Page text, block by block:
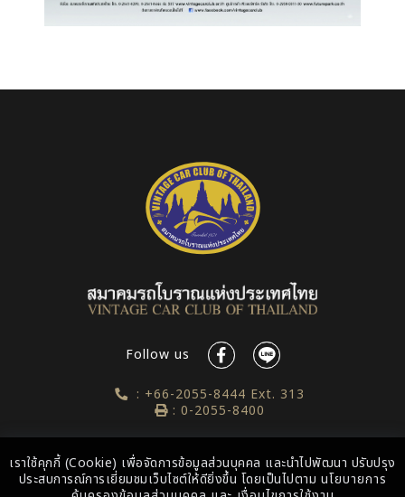
เราใช้คุกกี้ (Cookie) เพื่อจัดการข้อมูลส่วนบุคคล และนำไปพัฒนา ปรับปรุง
ประสบการณ์การเยี่ยมชมเว็บไซต์ให้ดียิ่งขึ้น โดยเป็นไปตาม นโยบายการ
Follow us
: +66-2055-8444 Ext. 313
: 0-2055-8400